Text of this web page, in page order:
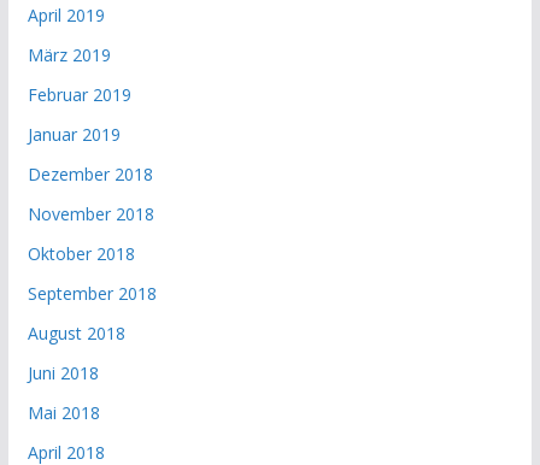
April 2019
März 2019
Februar 2019
Januar 2019
Dezember 2018
November 2018
Oktober 2018
September 2018
August 2018
Juni 2018
Mai 2018
April 2018